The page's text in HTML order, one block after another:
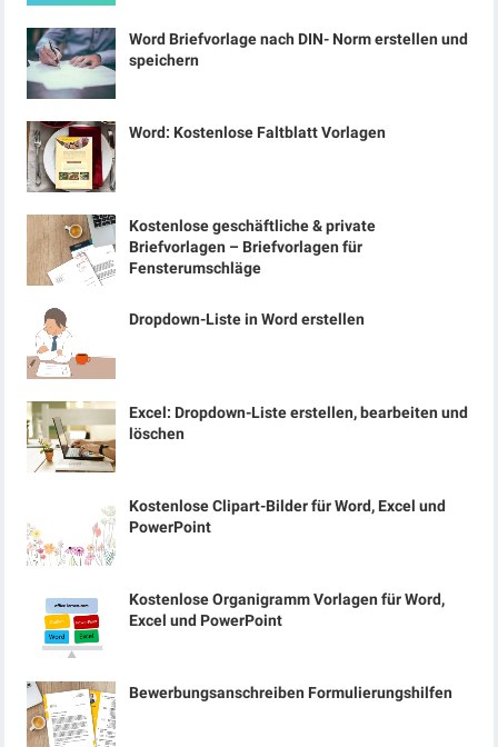
Word Briefvorlage nach DIN- Norm erstellen und
speichern
Word: Kostenlose Faltblatt Vorlagen
Kostenlose geschäftliche & private
Briefvorlagen – Briefvorlagen für
Fensterumschläge
Dropdown-Liste in Word erstellen
Excel: Dropdown-Liste erstellen, bearbeiten und
löschen
Kostenlose Clipart-Bilder für Word, Excel und
PowerPoint
Kostenlose Organigramm Vorlagen für Word,
Excel und PowerPoint
Bewerbungsanschreiben Formulierungshilfen